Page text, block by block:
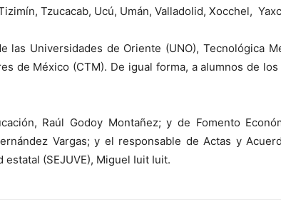
Tzucacab, Ucú, Umán, Valladolid, Xocchel,
Universidades de Oriente (UNO), Tecnológica
de México (CTM). De igual forma, a alumnos de
Raúl Godoy Montañez; y de Fomento
Vargas; y el responsable de Actas y
(SEJUVE), Miguel Iuit Iuit.